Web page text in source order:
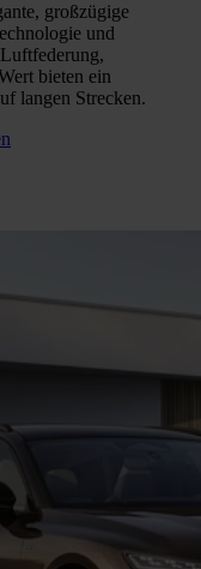
großzügige
und
bieten ein
langen Strecken.